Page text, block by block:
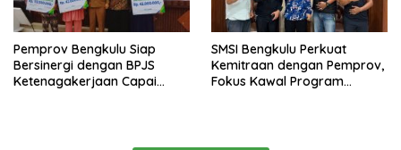
Pemprov Bengkulu Siap
Bersinergi dengan BPJS
Ketenagakerjaan Capai
SMSI Bengkulu Perkuat
Kemitraan dengan Pemprov,
Fokus Kawal Program